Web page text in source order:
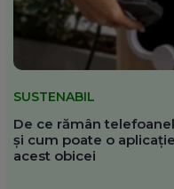
SUSTENABIL
De ce rămân
și cum poate o
acest obicei